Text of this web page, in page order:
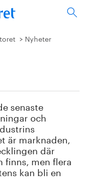
Nyheter
senaste
och
är marknaden,
där
finns, men flera
kan bli en